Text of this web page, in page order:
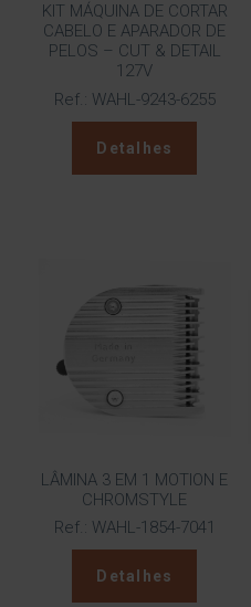
KIT MÁQUINA DE CORTAR
CABELO E APARADOR DE
PELOS – CUT & DETAIL
127V
Ref.: WAHL-9243-6255
Detalhes
LÂMINA 3 EM 1 MOTION E
CHROMSTYLE
Ref.: WAHL-1854-7041
Detalhes